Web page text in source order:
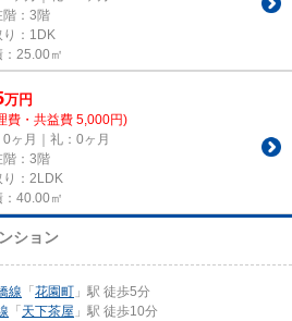
階：3階
り：1DK
：25.00㎡
万円
費・共益費 5,000円)
0ヶ月｜礼：0ヶ月
階：3階
り：2LDK
：40.00㎡
ション
線 「 花園町 」駅 徒歩5分
「 天下茶屋 」駅 徒歩10分